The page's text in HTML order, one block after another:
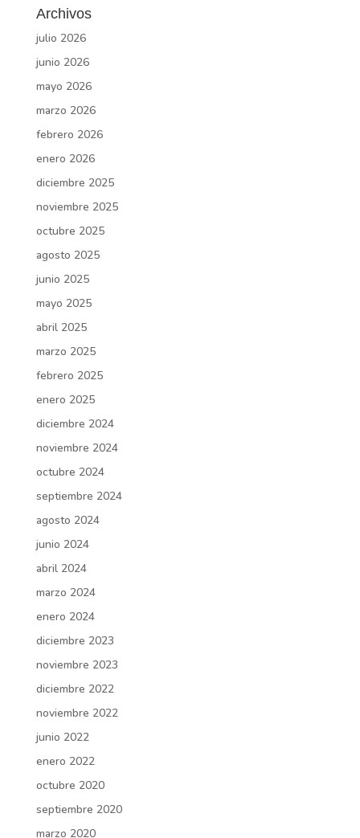
Archivos
julio 2026
junio 2026
mayo 2026
marzo 2026
febrero 2026
enero 2026
diciembre 2025
noviembre 2025
octubre 2025
agosto 2025
junio 2025
mayo 2025
abril 2025
marzo 2025
febrero 2025
enero 2025
diciembre 2024
noviembre 2024
octubre 2024
septiembre 2024
agosto 2024
junio 2024
abril 2024
marzo 2024
enero 2024
diciembre 2023
noviembre 2023
diciembre 2022
noviembre 2022
junio 2022
enero 2022
octubre 2020
septiembre 2020
marzo 2020